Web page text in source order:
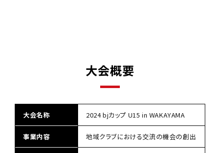
大会概要
大会名称 2024 bjカップ U15 in WAKAYAMA
事業内容 地域クラブにおける交流の機会の創出